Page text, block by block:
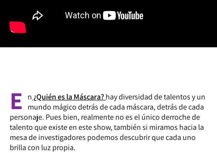
E n ¿Quién es la Máscara?hay diversidad de talentos y un
mundo mágico detrás de cada máscara, detrás de cada
personaje. Pues bien, realmente no es el único derroche de
talento que existe en este show, también si miramos hacia la
mesa de investigadores podemos descubrir que cada uno
brilla con luz propia.